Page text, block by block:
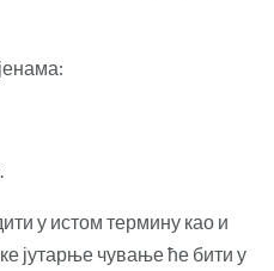
у истом термину као и
јутарње чување ће бити у